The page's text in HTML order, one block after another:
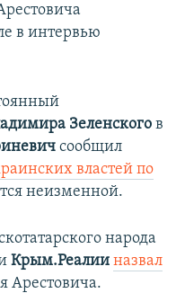
в интервью
Зеленского в
сообщил
властей по
неизменной.
народа
Крым.Реалии назвал
Арестовича.